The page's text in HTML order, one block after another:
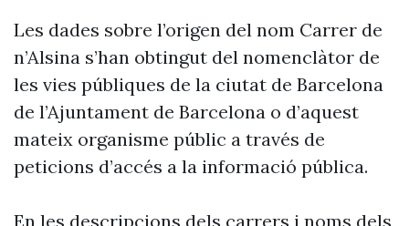
Les dades sobre l’origen del nom Carrer de
n’Alsina s’han obtingut del nomenclàtor de
les vies públiques de la ciutat de Barcelona
de l’Ajuntament de Barcelona o d’aquest
mateix organisme públic a través de
peticions d’accés a la informació pública.
En les descripcions dels carrers i noms dels